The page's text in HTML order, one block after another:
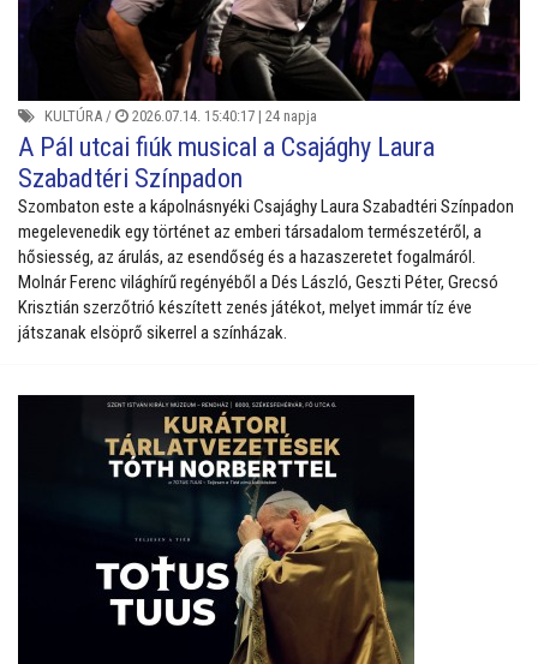
KULTÚRA / 2026.07.14. 15:40:17 | 24 napja
A Pál utcai fiúk musical a Csajághy Laura
Szabadtéri Színpadon
Szombaton este a kápolnásnyéki Csajághy Laura Szabadtéri Színpadon
megelevenedik egy történet az emberi társadalom természetéről, a
hősiesség, az árulás, az esendőség és a hazaszeretet fogalmáról.
Molnár Ferenc világhírű regényéből a Dés László, Geszti Péter, Grecsó
Krisztián szerzőtrió készített zenés játékot, melyet immár tíz éve
játszanak elsöprő sikerrel a színházak.